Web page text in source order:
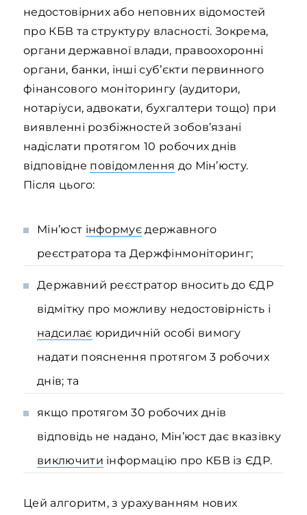
недостовірних або неповних відомостей
про КБВ та структуру власності. Зокрема,
органи державної влади, правоохоронні
органи, банки, інші суб’єкти первинного
фінансового моніторингу (аудитори,
нотаріуси, адвокати, бухгалтери тощо) при
виявленні розбіжностей зобов’язані
надіслати протягом 10 робочих днів
відповідне повідомлення до Мін’юсту.
Після цього:
Мін’юст інформує державного
реєстратора та Держфінмоніторинг;
Державний реєстратор вносить до ЄДР
відмітку про можливу недостовірність і
надсилає юридичній особі вимогу
надати пояснення протягом 3 робочих
днів; та
якщо протягом 30 робочих днів
відповідь не надано, Мін’юст дає вказівку
виключити інформацію про КБВ із ЄДР.
Цей алгоритм, з урахуванням нових